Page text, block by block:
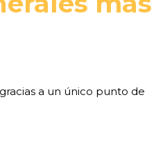
a un único punto de